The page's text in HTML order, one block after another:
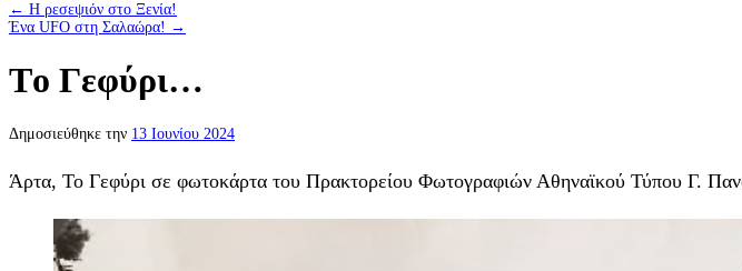
← Η ρεσεψιόν στο Ξενία!
Ένα UFO στη Σαλαώρα! →
Tο Γεφύρι…
Δημοσιεύθηκε την 13 Ιουνίου 2024
Άρτα, Το Γεφύρι σε φωτοκάρτα του Πρακτορείου Φωτογραφιών Αθηναϊκού Τύπου Γ.